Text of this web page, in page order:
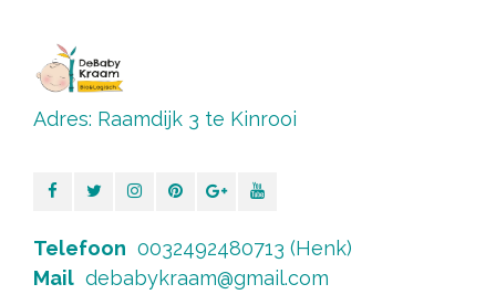
Adres: Raamdijk 3 te Kinrooi
Telefoon 0032492480713 (Henk)
Mail debabykraam@gmail.com